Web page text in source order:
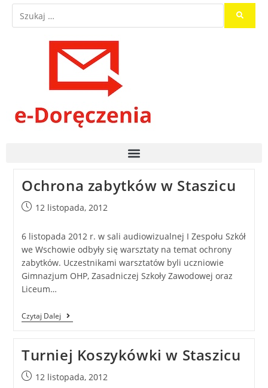
Ochrona zabytków w Staszicu
12 listopada, 2012
6 listopada 2012 r. w sali audiowizualnej I Zespołu Szkół
we Wschowie odbyły się warsztaty na temat ochrony
zabytków. Uczestnikami warsztatów byli uczniowie
Gimnazjum OHP, Zasadniczej Szkoły Zawodowej oraz
Liceum…
Czytaj Dalej
Turniej Koszykówki w Staszicu
12 listopada, 2012